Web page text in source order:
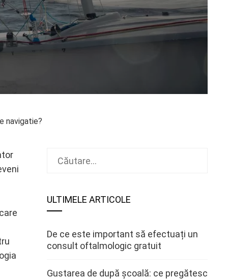
navigatie?
ULTIMELE ARTICOLE
De ce este important să efectuați un
consult oftalmologic gratuit
Gustarea de după școală: ce pregătesc